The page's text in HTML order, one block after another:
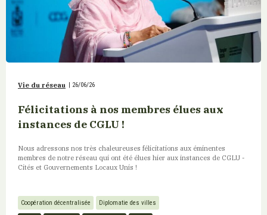
Vie du réseau | 26/06/26
Félicitations à nos membres élues aux
instances de CGLU !
Nous adressons nos très chaleureuses félicitations aux éminentes
membres de notre réseau qui ont été élues hier aux instances de CGLU -
Cités et Gouvernements Locaux Unis !
Coopération décentralisée Diplomatie des villes